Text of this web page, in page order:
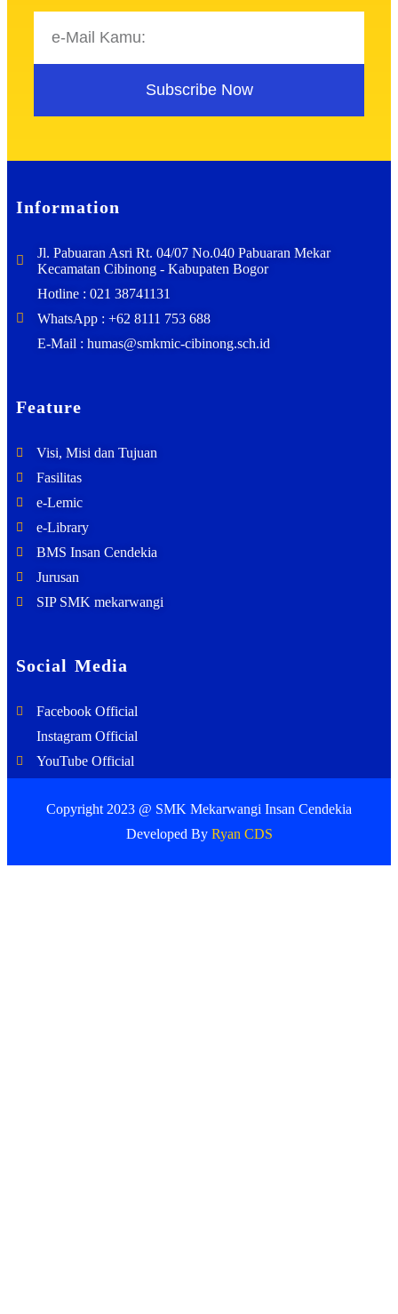
Subscribe Now
Information
Jl. Pabuaran Asri Rt. 04/07 No.040 Pabuaran Mekar
Kecamatan Cibinong - Kabupaten Bogor
Hotline : 021 38741131
WhatsApp : +62 8111 753 688
E-Mail : humas@smkmic-cibinong.sch.id
Feature
Visi, Misi dan Tujuan
Fasilitas
e-Lemic
e-Library
BMS Insan Cendekia
Jurusan
SIP SMK mekarwangi
Social Media
Facebook Official
Instagram Official
YouTube Official
Copyright 2023 @ SMK Mekarwangi Insan Cendekia
Developed By Ryan CDS